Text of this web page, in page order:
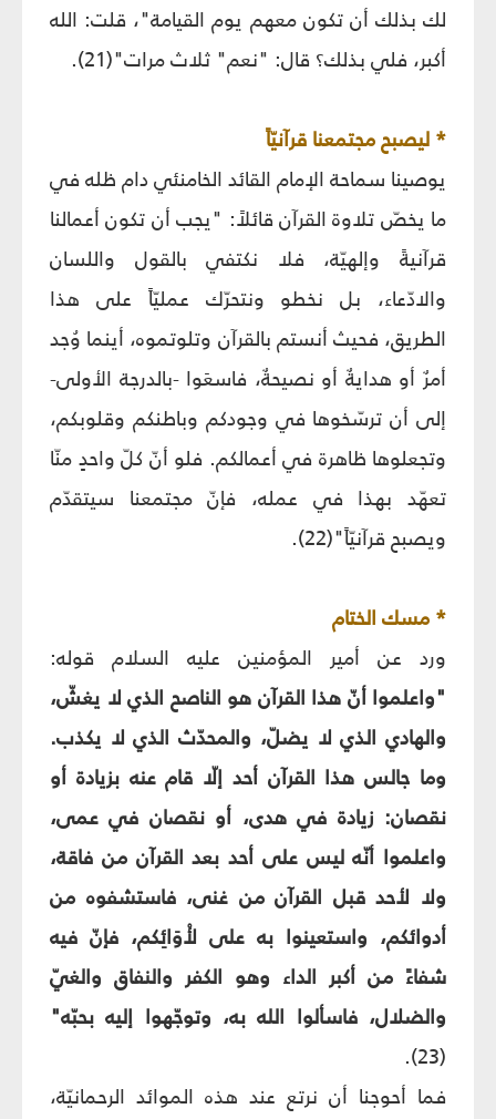
لك بذلك أن تكون معهم يوم القيامة"، قلت: الله
أكبر، فلي بذلك؟ قال: "نعم" ثلاث مرات"(21).
* ليصبح مجتمعنا قرآنيّاً
يوصينا سماحة الإمام القائد الخامنئي دام ظله في
ما يخصّ تلاوة القرآن قائلاً: "يجب أن تكون أعمالنا
قرآنيةً وإلهيّة، فلا نكتفي بالقول واللسان
والادّعاء، بل نخطو ونتحرّك عمليّاً على هذا
الطريق، فحيث أنستم بالقرآن وتلوتموه، أينما وُجد
أمرٌ أو هدايةٌ أو نصيحةٌ، فاسعَوا -بالدرجة الأولى-
إلى أن ترسّخوها في وجودكم وباطنكم وقلوبكم،
وتجعلوها ظاهرة في أعمالكم. فلو أنّ كلّ واحدٍ منّا
تعهّد بهذا في عمله، فإنّ مجتمعنا سيتقدّم
ويصبح قرآنيّاً"(22).
* مسك الختام
ورد عن أمير المؤمنين عليه السلام قوله:
"واعلموا أنّ هذا القرآن هو الناصح الذي لا يغشّ،
والهادي الذي لا يضلّ، والمحدّث الذي لا يكذب.
وما جالس هذا القرآن أحد إلّا قام عنه بزيادة أو
نقصان: زيادة في هدى، أو نقصان في عمى،
واعلموا أنّه ليس على أحد بعد القرآن من فاقة،
ولا لأحد قبل القرآن من غنى، فاستشفوه من
أدوائكم، واستعينوا به على لأْوَائِكم، فإنّ فيه
شفاءً من أكبر الداء وهو الكفر والنفاق والغيّ
والضلال، فاسألوا الله به، وتوجّهوا إليه بحبّه"
(23).
فما أحوجنا أن نرتع عند هذه الموائد الرحمانيّة،